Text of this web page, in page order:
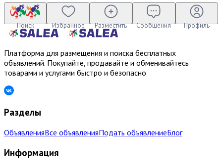
Поиск Избранное Разместить Сообщения Профиль
Платформа для размещения и поиска бесплатных
объявлений. Покупайте, продавайте и обменивайтесь
товарами и услугами быстро и безопасно
Разделы
ОбъявленияВсе объявленияПодать объявлениеБлог
Информация